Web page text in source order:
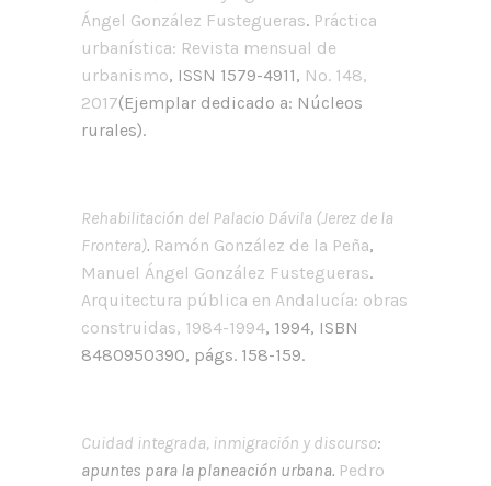
Ángel González Fustegueras. Práctica
urbanística: Revista mensual de
urbanismo, ISSN 1579-4911, Nº. 148,
2017(Ejemplar dedicado a: Núcleos
rurales).
Rehabilitación del Palacio Dávila (Jerez de la
Frontera). Ramón González de la Peña,
Manuel Ángel González Fustegueras.
Arquitectura pública en Andalucía: obras
construidas, 1984-1994, 1994, ISBN
8480950390, págs. 158-159.
Cuidad integrada, inmigración y discurso:
apuntes para la planeación urbana. Pedro